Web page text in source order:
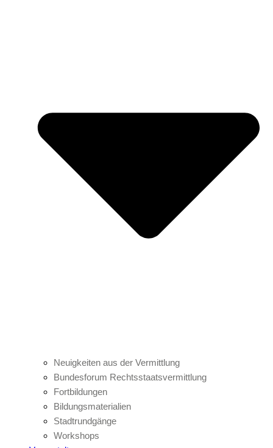
Neuigkeiten aus der Vermittlung
Bundesforum Rechtsstaatsvermittlung
Fortbildungen
Bildungsmaterialien
Stadtrundgänge
Workshops